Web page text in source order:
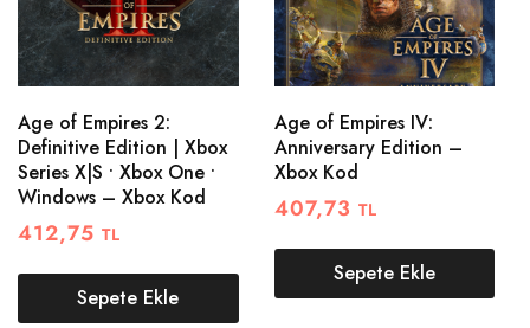
Age of Empires 2:
Definitive Edition | Xbox
Series X|S • Xbox One •
Windows – Xbox Kod
412,75 TL
Sepete Ekle
Age of Empires IV:
Anniversary Edition –
Xbox Kod
407,73 TL
Sepete Ekle